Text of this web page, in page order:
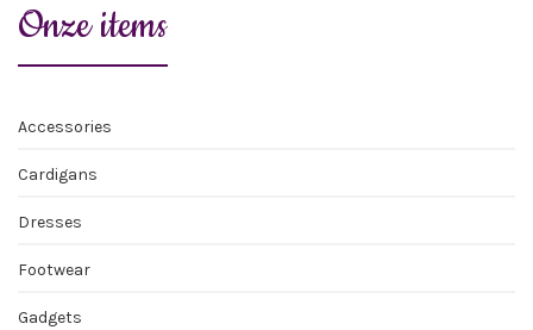
Onze items
Accessories
Cardigans
Dresses
Footwear
Gadgets